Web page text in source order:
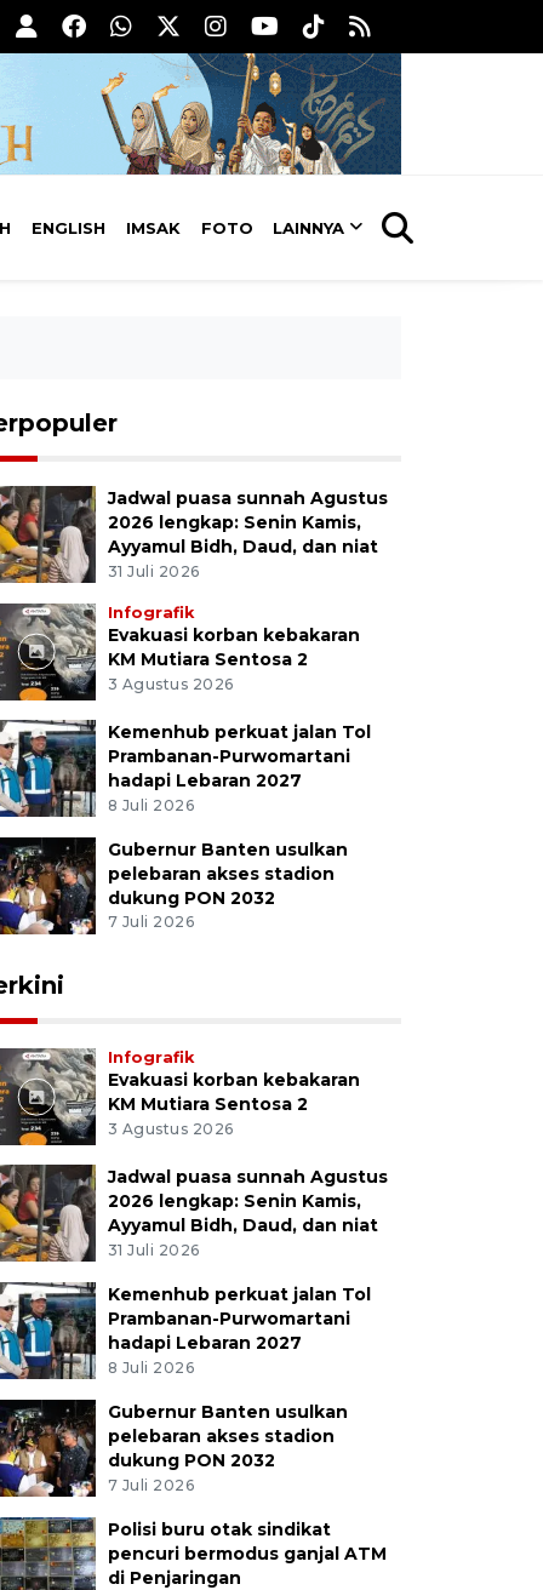
ENGLISH IMSAK FOTO LAINNYA
Jadwal puasa sunnah Agustus
2026 lengkap: Senin Kamis,
Ayyamul Bidh, Daud, dan niat
31 Juli 2026
Infografik
Evakuasi korban kebakaran
KM Mutiara Sentosa 2
3 Agustus 2026
Kemenhub perkuat jalan Tol
Prambanan-Purwomartani
hadapi Lebaran 2027
8 Juli 2026
Gubernur Banten usulkan
pelebaran akses stadion
dukung PON 2032
7 Juli 2026
Infografik
Evakuasi korban kebakaran
KM Mutiara Sentosa 2
3 Agustus 2026
Jadwal puasa sunnah Agustus
2026 lengkap: Senin Kamis,
Ayyamul Bidh, Daud, dan niat
31 Juli 2026
Kemenhub perkuat jalan Tol
Prambanan-Purwomartani
hadapi Lebaran 2027
8 Juli 2026
Gubernur Banten usulkan
pelebaran akses stadion
dukung PON 2032
7 Juli 2026
Polisi buru otak sindikat
pencuri bermodus ganjal ATM
di Penjaringan